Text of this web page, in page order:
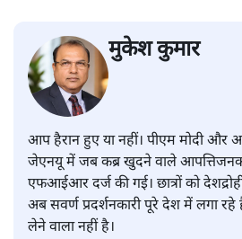
मुकेश कुमार
आप हैरान हुए या नहीं। पीएम मोदी और
जेएनयू में जब कब्र खुदने वाले आपत्तिजनक
एफआईआर दर्ज की गई। छात्रों को
अब सवर्ण प्रदर्शनकारी पूरे देश में लगा रहे
लेने वाला नहीं है।